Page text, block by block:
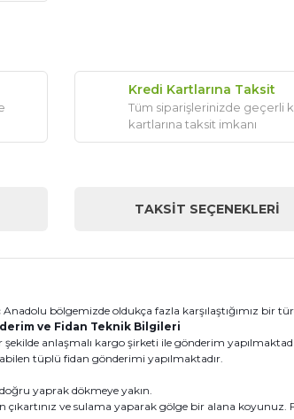
Kredi Kartlarına Taksit
Tüm siparişlerinizde geçerli
kartlarına taksit imkanı
TAKSIT SEÇENEKLERI
bölgemizde oldukça fazla karşılaştığımız bir
ve Fidan Teknik Bilgileri
anlaşmalı kargo şirketi ile gönderim
tüplü fidan gönderimi yapılmaktadır.
yaprak dökmeye yakın.
çıkartınız ve sulama yaparak gölge bir alana